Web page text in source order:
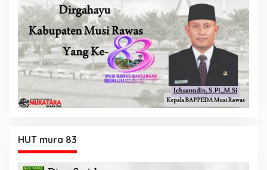
HUT mura 83